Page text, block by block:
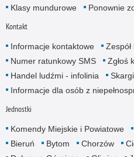
Klasy mundurowe
Ponownie
Kontakt
Informacje kontaktowe
Numer ratunkowy SMS
Zgłoś
Handel ludźmi - infolinia
Informacje dla osób z
Jednostki
Komendy Miejskie i Powiatowe
Bieruń
Bytom Chorzów